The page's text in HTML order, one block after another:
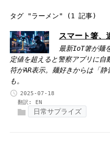
タグ "ラーメン" (1 記事)
スマート箸、
最新IoT箸が麺
定値を超えると警察アプリに
符がAR表示。麺好きからは「
も。
2025-07-18
翻訳: EN
日常サプライズ